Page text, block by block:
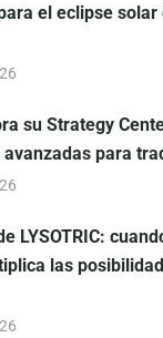
el eclipse solar
su Strategy
para
LYSOTRIC:
las